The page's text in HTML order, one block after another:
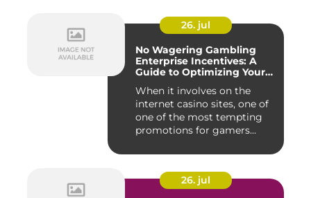
26. jul
No Wagering Gambling
Enterprise Incentives: A
Guide to Optimizing Your
When it involves on the
internet casino sites, one of
one of the most tempting
promotions for gamers...
26. jul